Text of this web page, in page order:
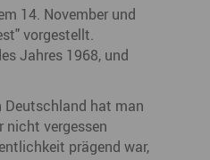
14. November und
vorgestellt.
Jahres 1968, und
Deutschland hat man
nicht vergessen
prägend war,